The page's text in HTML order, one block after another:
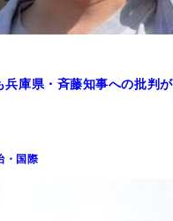
庫県・斉藤知事への批判が
・国際